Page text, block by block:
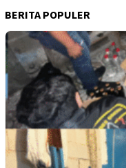
BERITA POPULER